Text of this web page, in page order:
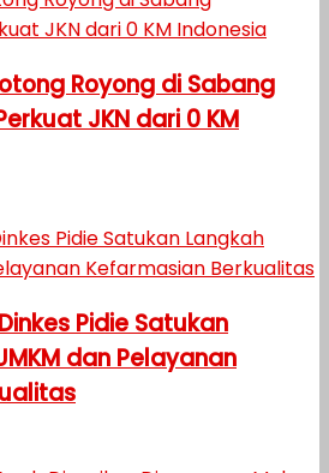
Royong di Sabang
JKN dari 0 KM
Pidie Satukan
dan Pelayanan